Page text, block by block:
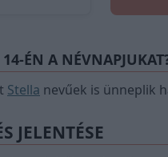
ÉN A
Stella nevűek is ünneplik
JELENTÉSE